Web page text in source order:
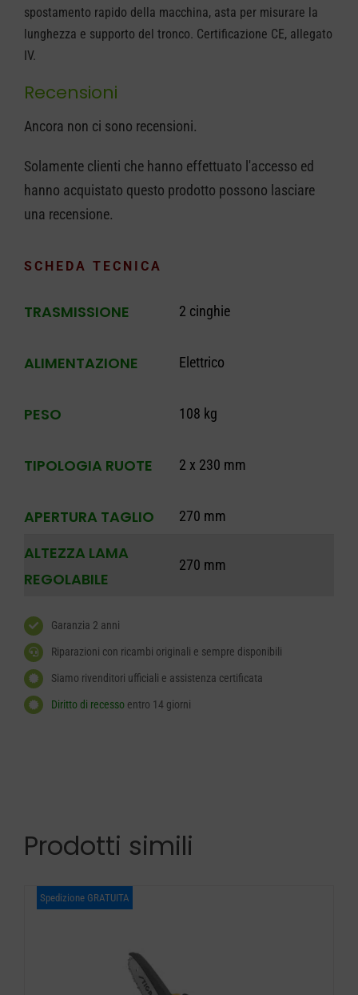
spostamento rapido della macchina, asta per misurare la
lunghezza e supporto del tronco. Certificazione CE, allegato
IV.
Recensioni
Ancora non ci sono recensioni.
Solamente clienti che hanno effettuato l'accesso ed
hanno acquistato questo prodotto possono lasciare
una recensione.
SCHEDA TECNICA
TRASMISSIONE 2 cinghie
ALIMENTAZIONE Elettrico
PESO 108 kg
TIPOLOGIA RUOTE 2 x 230 mm
APERTURA TAGLIO 270 mm
ALTEZZA LAMA
REGOLABILE
270 mm
Garanzia 2 anni
Riparazioni con ricambi originali e sempre disponibili
Siamo rivenditori ufficiali e assistenza certificata
Diritto di recessoentro 14 giorni
Prodotti simili
Spedizione GRATUITA